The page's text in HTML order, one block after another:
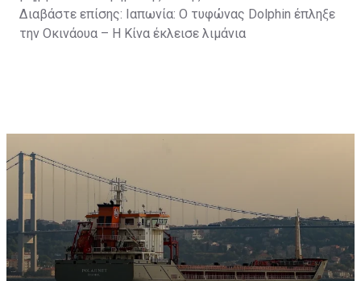
Διαβάστε επίσης: Ιαπωνία: Ο τυφώνας Dolphin έπληξε
την Οκινάουα – Η Κίνα έκλεισε λιμάνια